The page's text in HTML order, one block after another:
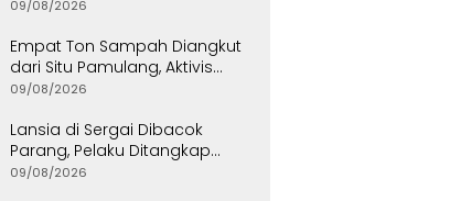
09/08/2026
Empat Ton Sampah Diangkut
dari Situ Pamulang, Aktivis
Desak Pemprov Banten Peduli
09/08/2026
Lansia di Sergai Dibacok
Parang, Pelaku Ditangkap
Polisi
09/08/2026